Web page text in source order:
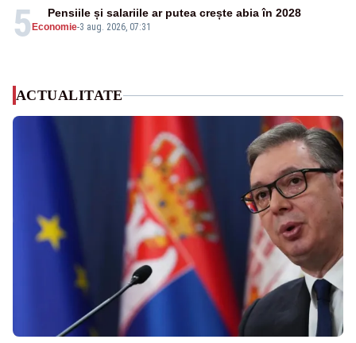
5 Economie-3 aug. 2026, 07:31
Pensiile și salariile ar putea crește abia în 2028
ACTUALITATE